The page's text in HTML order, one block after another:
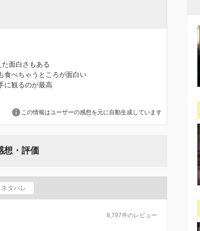
面白さもある
食べちゃうところが面白い
に観るのが最高
この情報はユーザーの感想を元に自動生成しています
想・評価
ネタバレ
8,797件のレビュー